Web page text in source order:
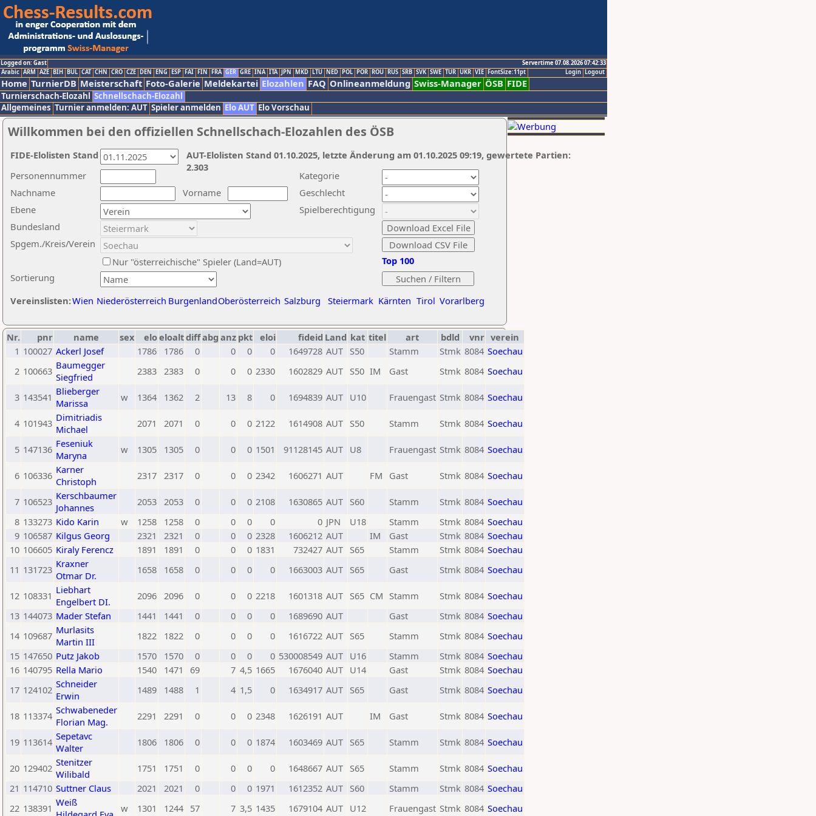
Logged on: Gast
Servertime 07.08.2026 07:42:33
Logout
Login
Arabic ARM AZE BIH BUL CAT CHN CRO CZE DEN ENG ESP FAI FIN FRA GER GRE INA ITA JPN MKD LTU NED POL POR ROU RUS SRB SVK SWE TUR UKR VIE FontSize:11pt
Home TurnierDB Meisterschaft Foto-Galerie Meldekartei Elozahlen FAQ Onlineanmeldung Swiss-Manager ÖSB FIDE
Turnierschach-Elozahl Schnellschach-Elozahl
Allgemeines Turnier anmelden: AUT Spieler anmelden Elo AUT Elo Vorschau
Willkommen bei den offiziellen Schnellschach-Elozahlen des ÖSB
Nachname
Vorname
Ebene
Kategorie
Sortierung
Personennummer
Bundesland
Spgem./Kreis/Verein
Geschlecht
Nur "österreichische" Spieler (Land=AUT)
Spielberechtigung
Vereinslisten:Wien Niederösterreich BurgenlandOberösterreich Salzburg Steiermark Kärnten Tirol Vorarlberg
Top 100
AUT-Elolisten Stand 01.10.2025, letzte Änderung am 01.10.2025 09:19, gewertete Partien:
2.303
FIDE-Elolisten Stand
Nr. pnr name sex eloeloaltdiffabg anz pkt eloi fideid Land kat titel art bdld vnr verein
1 100027 Ackerl Josef 1786 1786 0 0 0 0 1649728 AUT S50 Stamm Stmk 8084 Soechau
2 100663 Baumegger
Siegfried
2383 2383 0 0 0 2330 1602829 AUT S50 IM Gast Stmk 8084 Soechau
3 143541 Blieberger
Marissa
w 1364 1362 2 13 8 0 1694839 AUT U10 Frauengast Stmk 8084 Soechau
4 101943 Dimitriadis
Michael
2071 2071 0 0 0 2122 1614908 AUT S50 Stamm Stmk 8084 Soechau
5 147136 Feseniuk
Maryna
w 1305 1305 0 0 0 1501 91128145 AUT U8 Frauengast Stmk 8084 Soechau
6 106336 Karner
Christoph
2317 2317 0 0 0 2342 1606271 AUT FM Gast Stmk 8084 Soechau
7 106523 Kerschbaumer
Johannes
2053 2053 0 0 0 2108 1630865 AUT S60 Stamm Stmk 8084 Soechau
8 133273 Kido Karin w 1258 1258 0 0 0 0 0 JPN U18 Stamm Stmk 8084 Soechau
9 106587 Kilgus Georg 2321 2321 0 0 0 2328 1606212 AUT IM Gast Stmk 8084 Soechau
10 106605 Kiraly Ferencz 1891 1891 0 0 0 1831 732427 AUT S65 Stamm Stmk 8084 Soechau
11 131723 Kraxner
Otmar Dr.
1658 1658 0 0 0 0 1663003 AUT S65 Gast Stmk 8084 Soechau
12 108331 Liebhart
Engelbert DI.
2096 2096 0 0 0 2218 1601318 AUT S65 CM Stamm Stmk 8084 Soechau
13 144073 Mader Stefan 1441 1441 0 0 0 0 1689690 AUT Gast Stmk 8084 Soechau
14 109687 Murlasits
Martin III
1822 1822 0 0 0 0 1616722 AUT S65 Stamm Stmk 8084 Soechau
15 147650 Putz Jakob 1570 1570 0 0 0 0 530008549 AUT U16 Stamm Stmk 8084 Soechau
16 140795 Rella Mario 1540 1471 69 7 4,5 1665 1676040 AUT U14 Gast Stmk 8084 Soechau
17 124102 Schneider
Erwin
1489 1488 1 4 1,5 0 1634917 AUT S65 Gast Stmk 8084 Soechau
18 113374 Schwabeneder
Florian Mag.
2291 2291 0 0 0 2348 1626191 AUT IM Gast Stmk 8084 Soechau
19 113614 Sepetavc
Walter
1806 1806 0 0 0 1874 1603469 AUT S65 Stamm Stmk 8084 Soechau
20 129402 Stenitzer
Wilibald
1751 1751 0 0 0 0 1648667 AUT S65 Stamm Stmk 8084 Soechau
21 114710 Suttner Claus 2021 2021 0 0 0 1971 1612352 AUT S60 Stamm Stmk 8084 Soechau
22 138391 Weiß
w 1301 1244 57 7 3,5 1435 1679104 AUT U12 Frauengast Stmk 8084 Soechau